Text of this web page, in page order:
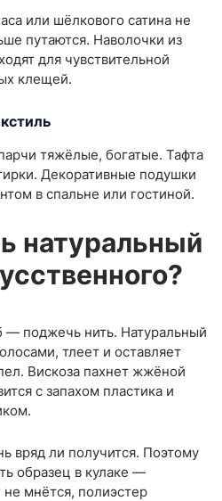
или шёлкового сатина не
путаются. Наволочки из
для чувствительной
клещей.
тяжёлые, богатые. Тафта
Декоративные подушки
в спальне или гостиной.
натуральный
поджечь нить. Натуральный
тлеет и оставляет
Вискоза пахнет жжёной
с запахом пластика и
вряд ли получится. Поэтому
образец в кулаке —
мнётся, полиэстер